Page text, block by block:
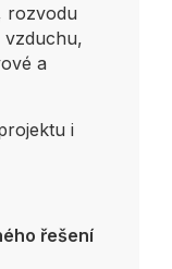
rozvodu
vzduchu,
a
i
řešení